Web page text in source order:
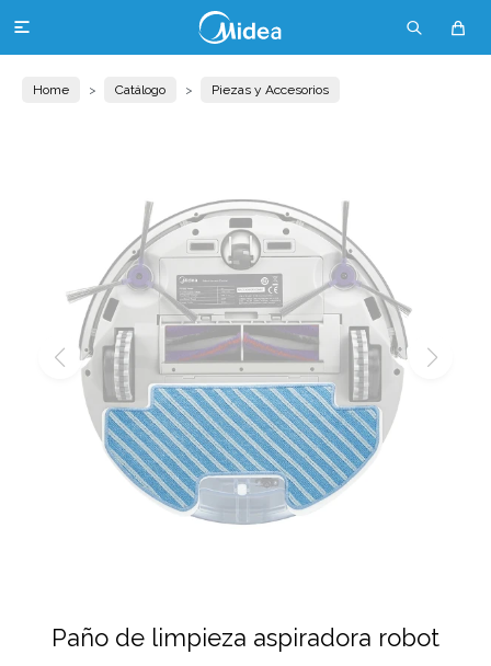

Home Catálogo Piezas y Accesorios
Paño de limpieza aspiradora robot